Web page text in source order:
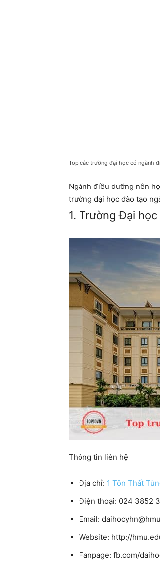
Top các trường đại học có ngành
Ngành điều dưỡng nên
trường đại học đào tạo
1. Trường Đại học
Thông tin liên hệ
Địa chỉ: 1 Tôn Thất
Điện thoại: 024 3852
Email:
Website: http://
Fanpage: fb.com/